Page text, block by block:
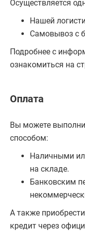
Осуществляется
Нашей
Самовывоз с
Подробнее с
ознакомиться на
Оплата
Вы можете
способом:
Наличными
на складе.
Банковским
А также
кредит через